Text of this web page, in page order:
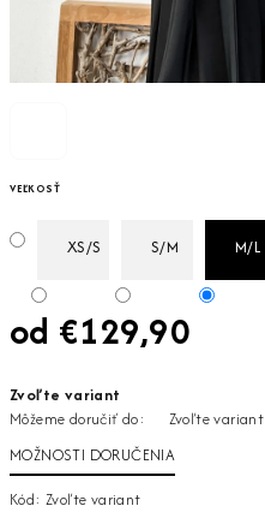
VEĽKOSŤ
XS/S S/M M/L
od €129,90
cena:
Zvoľte variant
Môžeme doručiť do:
Zvoľte variant
MOŽNOSTI DORUČENIA
Kód: Zvoľte variant